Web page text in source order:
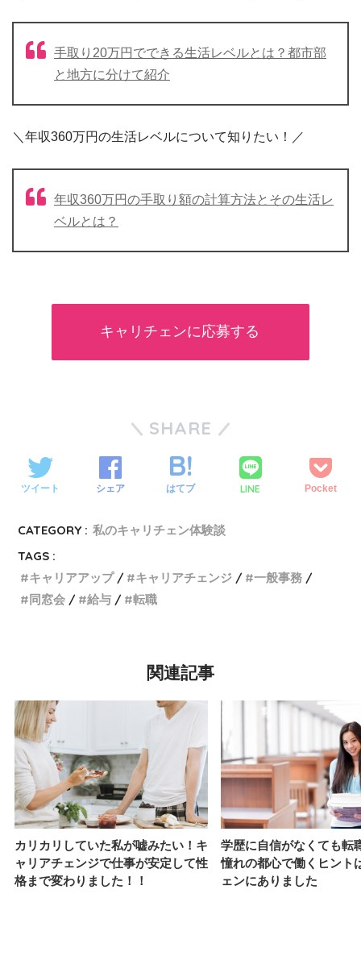
手取り20万円でできる生活レベルとは？都市部
と地方に分けて紹介
＼年収360万円の生活レベルについて知りたい！／
年収360万円の手取り額の計算方法とその生活レ
ベルとは？
キャリチェンに応募する
SHARE
ツイート シェア はてブ LINE Pocket
CATEGORY : 私のキャリチェン体験談
TAGS :
キャリアアップ
キャリアチェンジ
一般事務
同窓会
給与 転職
関連記事
カリカリしていた私が嘘みたい！キ
ャリアチェンジで仕事が安定して性
格まで変わりました！！
学歴に自信がなくても転
憧れの都心で働くヒント
ェンにありました